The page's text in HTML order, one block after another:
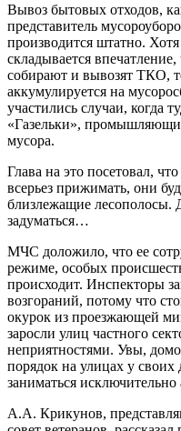
Вывоз бытовых отходов,
представитель
производится штатно.
складывается
собирают и вывозят ТКО,
аккумулируется на
участились случаи, когда
«Газельки»,
мусора.
Глава на это посетовал,
всерьез прижимать, они
близлежащие
задуматься…
МЧС доложило, что ее
режиме, особых
происходит. Инспекторы
возгораний, потому что
окурок из проезжающей
заросли улиц частного
неприятностями. Увы,
порядок на улицах у
заниматься
А.А. Крикунов,